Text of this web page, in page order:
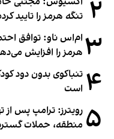
۲ تنگه هرمز را تایید
۳ ام‌اس ناو: توافق
هرمز را افزایش
۴ تنباکوی بدون دود
است
۵ رویترز: ترامپ پس
منطقه، حملات